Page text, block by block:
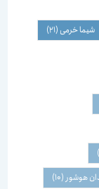
خرمی(21)
هوشور(10)